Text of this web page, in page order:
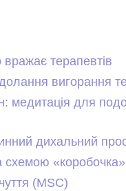
терапевтів
вигорання
медитація для
дихальний
(MSC)